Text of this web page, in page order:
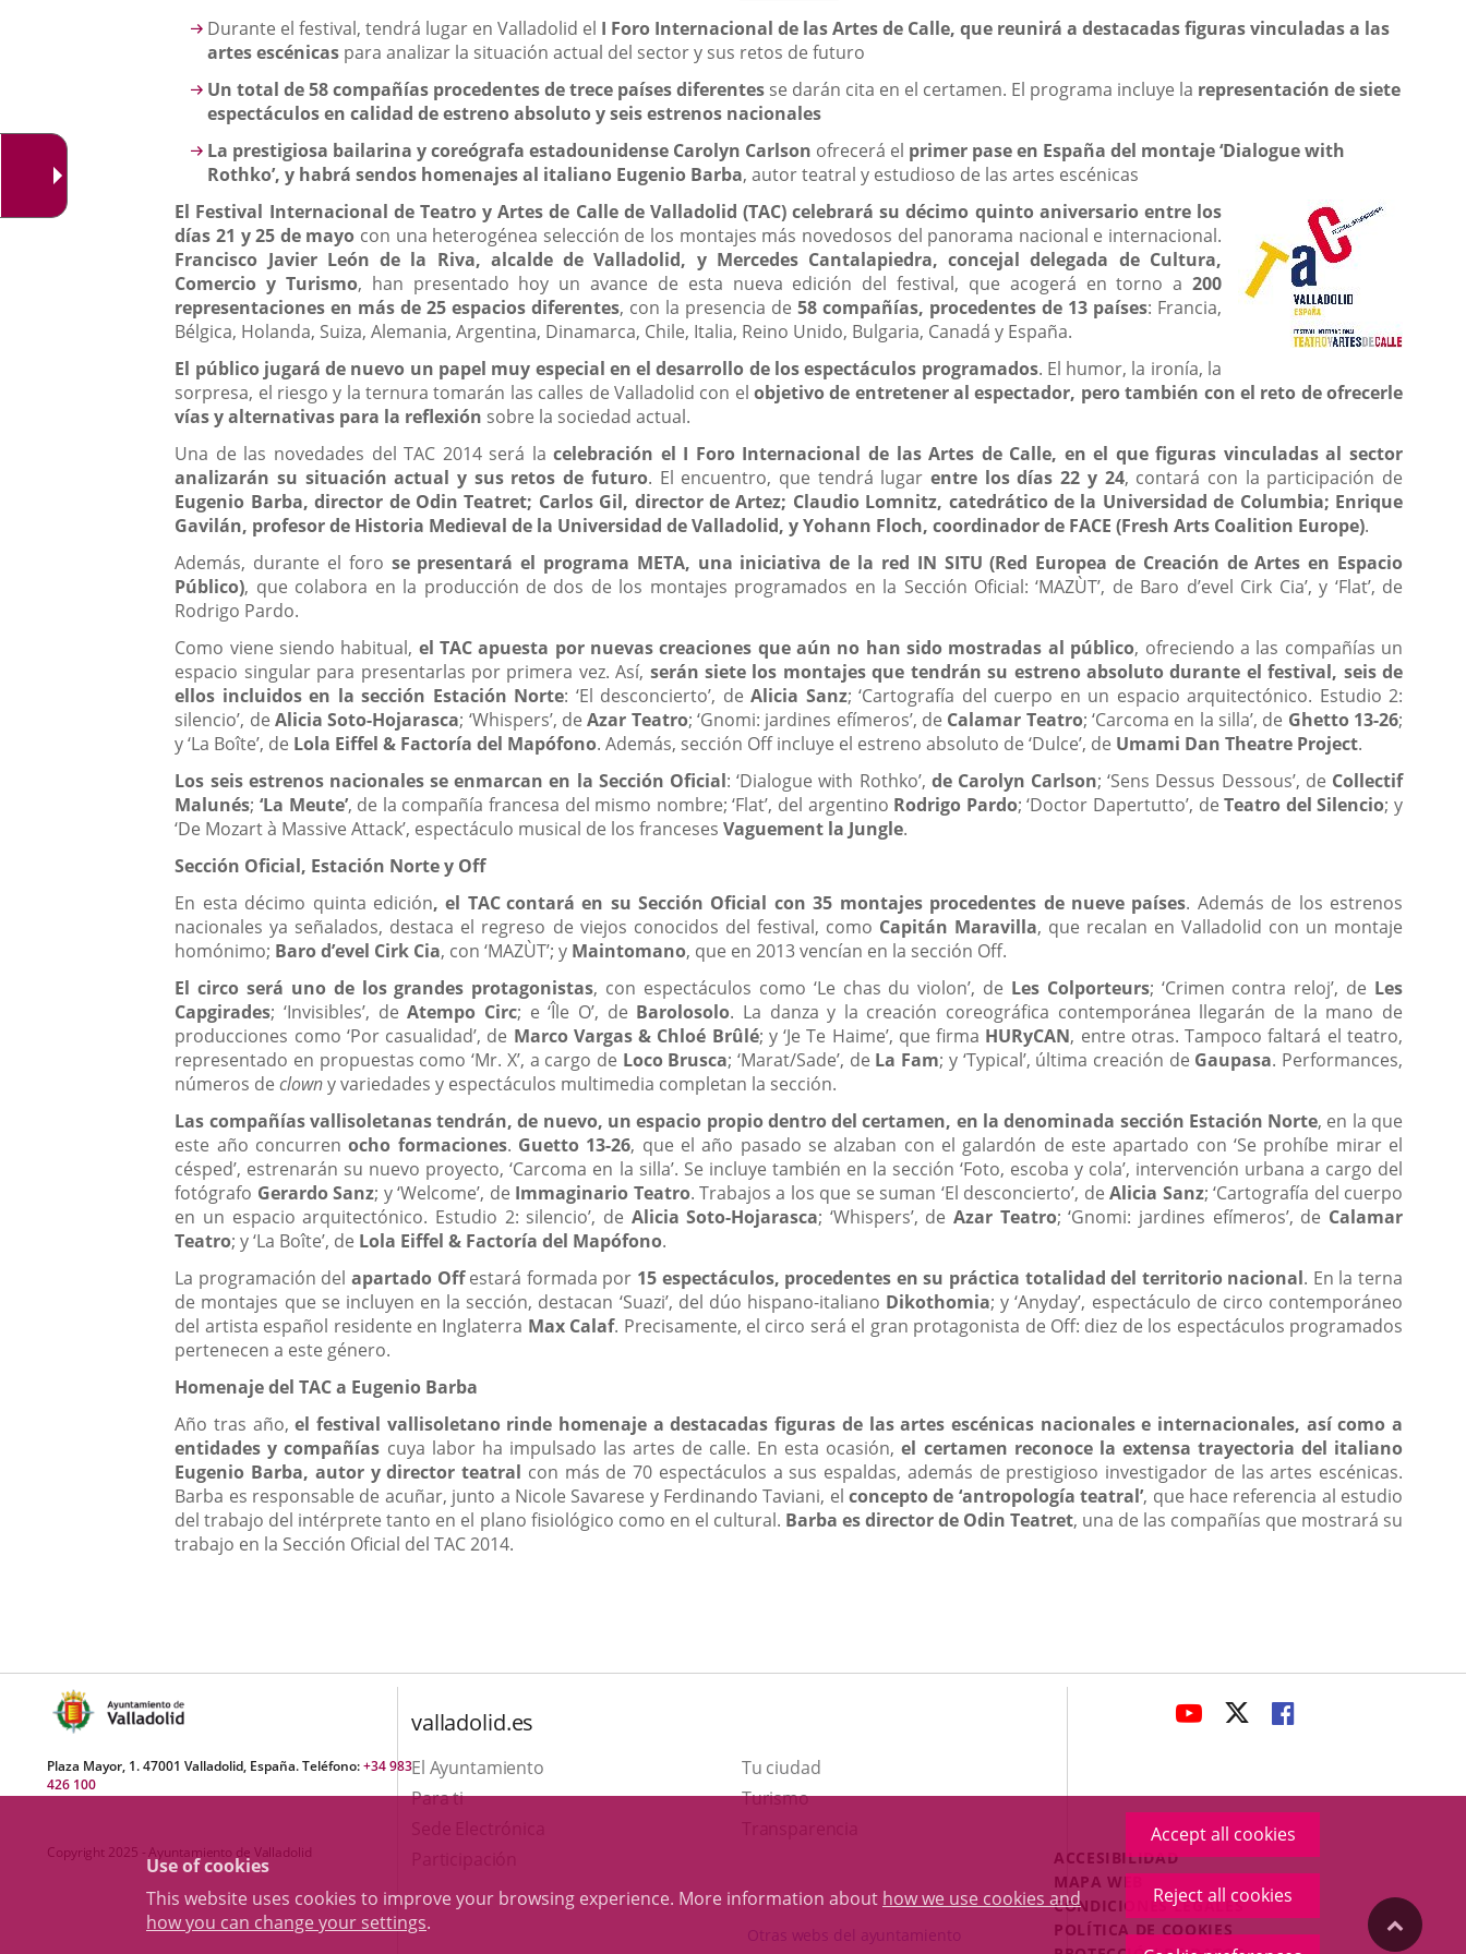
Use of cookies
This website uses cookies to improve your browsing experience. More information about how we use cookies and
how you can change your settings.
Accept all cookies
Reject all cookies
aplicaciónDescripción
Durante el festival, tendrá lugar en Valladolid el I Foro Internacional de las Artes de Calle, que reunirá a destacadas figuras vinculadas a las
artes escénicas para analizar la situación actual del sector y sus retos de futuro
Un total de 58 compañías procedentes de trece países diferentes se darán cita en el certamen. El programa incluye la representación de siete
espectáculos en calidad de estreno absoluto y seis estrenos nacionales
La prestigiosa bailarina y coreógrafa estadounidense Carolyn Carlson ofrecerá el primer pase en España del montaje ‘Dialogue with
Rothko’, y habrá sendos homenajes al italiano Eugenio Barba, autor teatral y estudioso de las artes escénicas
El Festival Internacional de Teatro y Artes de Calle de Valladolid (TAC) celebrará su décimo quinto aniversario entre los
días 21 y 25 de mayo con una heterogénea selección de los montajes más novedosos del panorama nacional e internacional.
Francisco Javier León de la Riva, alcalde de Valladolid, y Mercedes Cantalapiedra, concejal delegada de Cultura,
Comercio y Turismo, han presentado hoy un avance de esta nueva edición del festival, que acogerá en torno a 200
representaciones en más de 25 espacios diferentes, con la presencia de58 compañías, procedentes de 13 países: Francia,
Bélgica, Holanda, Suiza, Alemania, Argentina, Dinamarca, Chile, Italia, Reino Unido, Bulgaria, Canadá y España.
El público jugará de nuevo un papel muy especial en el desarrollo de los espectáculos programados. El humor, la ironía, la
sorpresa, el riesgo y la ternura tomarán las calles de Valladolid con elobjetivo de entretener al espectador, pero también con el reto de ofrecerle
vías y alternativas para la reflexión sobre la sociedad actual.
Una de las novedades del TAC 2014 será lacelebración el I Foro Internacional de las Artes de Calle, en el que figuras vinculadas al sector
analizarán su situación actual y sus retos de futuro. El encuentro, que tendrá lugarentre los días 22 y 24, contará con la participación de
Eugenio Barba, director de Odin Teatret; Carlos Gil, director de Artez; Claudio Lomnitz, catedrático de la Universidad de Columbia; Enrique
Gavilán, profesor de Historia Medieval de la Universidad de Valladolid, y Yohann Floch, coordinador de FACE (Fresh Arts Coalition Europe).
Además, durante el foro se presentará el programa META, una iniciativa de la red IN SITU (Red Europea de Creación de Artes en Espacio
Público), que colabora en la producción de dos de los montajes programados en la Sección Oficial: ‘MAZÙT’, de Baro d’evel Cirk Cia’, y ‘Flat’, de
Rodrigo Pardo.
Como viene siendo habitual, el TAC apuesta por nuevas creaciones que aún no han sido mostradas al público, ofreciendo a las compañías un
espacio singular para presentarlas por primera vez. Así, serán siete los montajes que tendrán su estreno absoluto durante el festival, seis de
ellos incluidos en la sección Estación Norte: ‘El desconcierto’, deAlicia Sanz; ‘Cartografía del cuerpo en un espacio arquitectónico. Estudio 2:
silencio’, de Alicia Soto-Hojarasca; ‘Whispers’, deAzar Teatro; ‘Gnomi: jardines efímeros’, de Calamar Teatro; ‘Carcoma en la silla’, de Ghetto 13-26;
y ‘La Boîte’, de Lola Eiffel & Factoría del Mapófono. Además, sección Off incluye el estreno absoluto de ‘Dulce’, de Umami Dan Theatre Project.
Los seis estrenos nacionales se enmarcan en la Sección Oficial: ‘Dialogue with Rothko’, de Carolyn Carlson; ‘Sens Dessus Dessous’, de Collectif
Malunés; ‘La Meute’, de la compañía francesa del mismo nombre; ‘Flat’, del argentino Rodrigo Pardo; ‘Doctor Dapertutto’, deTeatro del Silencio; y
‘De Mozart à Massive Attack’, espectáculo musical de los francesesVaguement la Jungle.
Sección Oficial, Estación Norte y Off
En esta décimo quinta edición, el TAC contará en su Sección Oficial con 35 montajes procedentes de nueve países. Además de los estrenos
nacionales ya señalados, destaca el regreso de viejos conocidos del festival, como Capitán Maravilla, que recalan en Valladolid con un montaje
homónimo; Baro d’evel Cirk Cia, con ‘MAZÙT’; y Maintomano, que en 2013 vencían en la sección Off.
El circo será uno de los grandes protagonistas, con espectáculos como ‘Le chas du violon’, de Les Colporteurs; ‘Crimen contra reloj’, de Les
Capgirades; ‘Invisibles’, deAtempo Circ; e ‘Île O’, de Barolosolo. La danza y la creación coreográfica contemporánea llegarán de la mano de
producciones como ‘Por casualidad’, de Marco Vargas & Chloé Brûlé; y ‘Je Te Haime’, que firma HURyCAN, entre otras. Tampoco faltará el teatro,
representado en propuestas como ‘Mr. X’, a cargo de Loco Brusca; ‘Marat/Sade’, de La Fam; y ‘Typical’, última creación de Gaupasa. Performances,
números declowny variedades y espectáculos multimedia completan la sección.
Las compañías vallisoletanas tendrán, de nuevo, un espacio propio dentro del certamen, en la denominada sección Estación Norte, en la que
este año concurrenocho formaciones. Guetto 13-26, que el año pasado se alzaban con el galardón de este apartado con ‘Se prohíbe mirar el
césped’, estrenarán su nuevo proyecto, ‘Carcoma en la silla’. Se incluye también en la sección ‘Foto, escoba y cola’, intervención urbana a cargo del
fotógrafo Gerardo Sanz; y ‘Welcome’, de Immaginario Teatro. Trabajos a los que se suman ‘El desconcierto’, deAlicia Sanz; ‘Cartografía del cuerpo
en un espacio arquitectónico. Estudio 2: silencio’, de Alicia Soto-Hojarasca; ‘Whispers’, deAzar Teatro; ‘Gnomi: jardines efímeros’, de Calamar
Teatro; y ‘La Boîte’, de Lola Eiffel & Factoría del Mapófono.
La programación delapartado Offestará formada por 15 espectáculos, procedentes en su práctica totalidad del territorio nacional. En la terna
de montajes que se incluyen en la sección, destacan ‘Suazi’, del dúo hispano-italiano Dikothomia; y ‘Anyday’, espectáculo de circo contemporáneo
del artista español residente en Inglaterra Max Calaf. Precisamente, el circo será el gran protagonista de Off: diez de los espectáculos programados
pertenecen a este género.
Homenaje del TAC a Eugenio Barba
Año tras año,el festival vallisoletano rinde homenaje a destacadas figuras de las artes escénicas nacionales e internacionales, así como a
entidades y compañías cuya labor ha impulsado las artes de calle. En esta ocasión,el certamen reconoce la extensa trayectoria del italiano
Eugenio Barba, autor y director teatral con más de 70 espectáculos a sus espaldas, además de prestigioso investigador de las artes escénicas.
Barba es responsable de acuñar, junto a Nicole Savarese y Ferdinando Taviani, elconcepto de ‘antropología teatral’, que hace referencia al estudio
del trabajo del intérprete tanto en el plano fisiológico como en el cultural. Barba es director de Odin Teatret, una de las compañías que mostrará su
trabajo en la Sección Oficial del TAC 2014.
Plaza Mayor, 1. 47001 Valladolid, España. Teléfono:+34 983
426 100
Copyright 2025 - Ayuntamiento de Valladolid
valladolid.es
El Ayuntamiento
Tu ciudad
Para ti
TurismoThis
open
external
Otras webs del ayuntamiento
LINK
APPLICATION.
LINK
APPLICATION.
LINK
APPLICATION.
Menú
Legal
Footer
ACCESIBILIDAD
MAPA WEB
CONDICIONES LEGALES
POLÍTICA DE COOKIES
"Back